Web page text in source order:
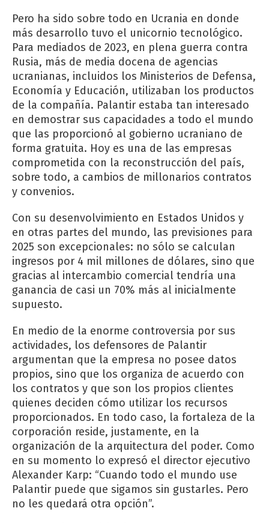
Pero ha sido sobre todo en Ucrania en donde
más desarrollo tuvo el unicornio tecnológico.
Para mediados de 2023, en plena guerra contra
Rusia, más de media docena de agencias
ucranianas, incluidos los Ministerios de Defensa,
Economía y Educación, utilizaban los productos
de la compañía. Palantir estaba tan interesado
en demostrar sus capacidades a todo el mundo
que las proporcionó al gobierno ucraniano de
forma gratuita. Hoy es una de las empresas
comprometida con la reconstrucción del país,
sobre todo, a cambios de millonarios contratos
y convenios.
Con su desenvolvimiento en Estados Unidos y
en otras partes del mundo, las previsiones para
2025 son excepcionales: no sólo se calculan
ingresos por 4 mil millones de dólares, sino que
gracias al intercambio comercial tendría una
ganancia de casi un 70% más al inicialmente
supuesto.
En medio de la enorme controversia por sus
actividades, los defensores de Palantir
argumentan que la empresa no posee datos
propios, sino que los organiza de acuerdo con
los contratos y que son los propios clientes
quienes deciden cómo utilizar los recursos
proporcionados. En todo caso, la fortaleza de la
corporación reside, justamente, en la
organización de la arquitectura del poder. Como
en su momento lo expresó el director ejecutivo
Alexander Karp: “Cuando todo el mundo use
Palantir puede que sigamos sin gustarles. Pero
no les quedará otra opción”.